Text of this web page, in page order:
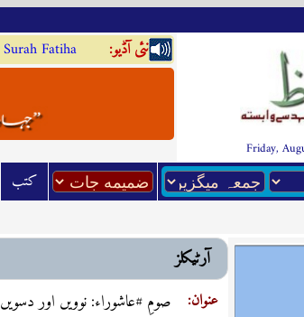
Surah Fatiha
:نئى آڈيو
کتب
آرٹیکلز
صومِ #عاشوراء: نوویں اور دسویں :عنوان